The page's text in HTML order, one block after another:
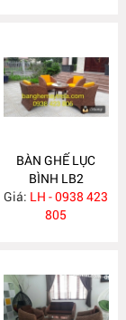
BÀN GHẾ LỤC
BÌNH LB2
Giá: LH - 0938 423
805